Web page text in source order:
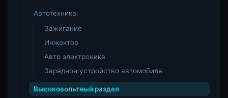
Автотехника
Зажигание
Инжектор
Авто электроника
Зарядное устройство автомобиля
Высоковольтный раздел